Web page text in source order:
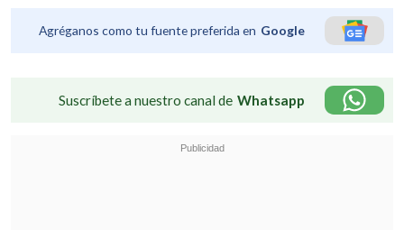
Agréganos como tu fuente preferida en Google
Suscríbete a nuestro canal de Whatsapp